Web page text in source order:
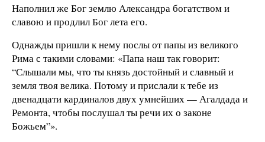
Наполнил же Бог землю Александра богатством и
славою и продлил Бог лета его.
Однажды пришли к нему послы от папы из великого
Рима с такими словами: «Папа наш так говорит:
“Слышали мы, что ты князь достойный и славный и
земля твоя велика. Потому и прислали к тебе из
двенадцати кардиналов двух умнейших — Агалдада и
Ремонта, чтобы послушал ты речи их о законе
Божьем”».